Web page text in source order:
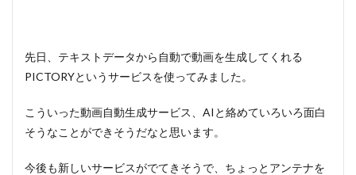
先日、テキストデータから自動で動画を生成してくれる
PICTORYというサービスを使ってみました。
こういった動画自動生成サービス、AIと絡めていろいろ面白
そうなことができそうだなと思います。
今後も新しいサービスがでてきそうで、ちょっとアンテナを